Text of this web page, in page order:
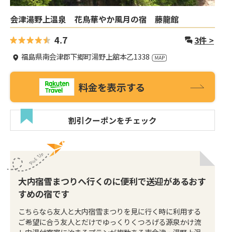
会津湯野上温泉 花鳥華やか風月の宿 藤龍館
4.7 3件 >
福島県南会津郡下郷町湯野上舘本乙1338
料金を表示する
割引クーポンをチェック
大内宿雪まつりへ行くのに便利で送迎があるおす
すめの宿です
こちらなら友人と大内宿雪まつりを見に行く時に利用する
ご希望に合う友人とだけでゆっくりくつろげる源泉かけ流